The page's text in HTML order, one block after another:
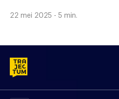
22 mei 2025 - 5 min.